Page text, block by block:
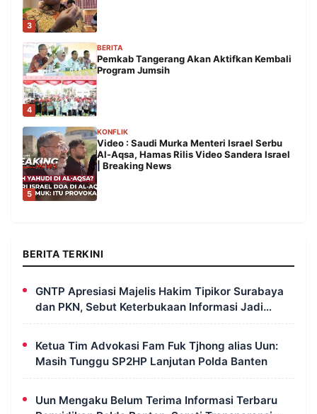
3
4
BERITA
Pemkab Tangerang Akan Aktifkan Kembali
Program Jumsih
5
KONFLIK
Video : Saudi Murka Menteri Israel Serbu
Al-Aqsa, Hamas Rilis Video Sandera Israel
| Breaking News
BERITA TERKINI
GNTP Apresiasi Majelis Hakim Tipikor Surabaya
dan PKN, Sebut Keterbukaan Informasi Jadi
Instrumen Pengawasan Korupsi
Ketua Tim Advokasi Fam Fuk Tjhong alias Uun:
Masih Tunggu SP2HP Lanjutan Polda Banten
Uun Mengaku Belum Terima Informasi Terbaru